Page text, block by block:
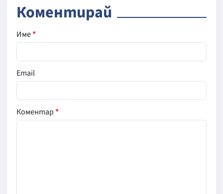
Коментирай
Име*
Email
Коментар*